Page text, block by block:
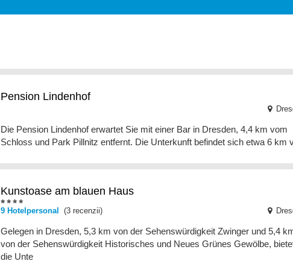
Pension Lindenhof
Die Pension Lindenhof erwartet Sie mit einer Bar in Dresden, 4,4 km vom
Schloss und Park Pillnitz entfernt. Die Unterkunft befindet sich etwa 6 km
Kunstoase am blauen Haus
9 Hotelpersonal (3 recenzii)
Gelegen in Dresden, 5,3 km von der Sehenswürdigkeit Zwinger und 5,4
von der Sehenswürdigkeit Historisches und Neues Grünes Gewölbe,
die Unte